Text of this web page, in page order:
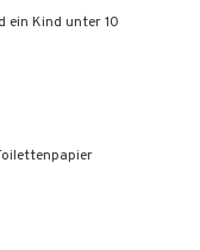
ein Kind unter 10